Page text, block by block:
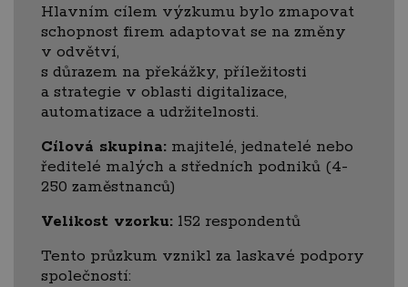
Hlavním cílem výzkumu bylo zmapovat
schopnost firem adaptovat se na změny
v odvětví,
s důrazem na překážky, příležitosti
a strategie v oblasti digitalizace,
automatizace a udržitelnosti.
Cílová skupina: majitelé, jednatelé nebo
ředitelé malých a středních podniků (4-
250 zaměstnanců)
Velikost vzorku: 152 respondentů
Tento průzkum vznikl za laskavé podpory
společností: